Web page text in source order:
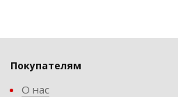
Покупателям
О нас